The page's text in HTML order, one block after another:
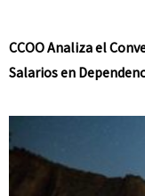
CCOO Analiza el
Salarios en